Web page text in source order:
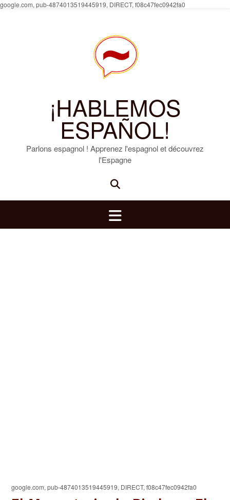
google.com, pub-4874013519445919, DIRECT, f08c47fec0942fa0
¡HABLEMOS
ESPAÑOL!
Parlons espagnol ! Apprenez l'espagnol et découvrez
l'Espagne
google.com, pub-4874013519445919, DIRECT, f08c47fec0942fa0